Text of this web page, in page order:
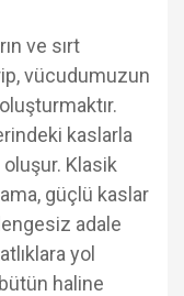
ve sırt
vücudumuzun
kaslarla
Klasik
güçlü kaslar
adale
yol
haline